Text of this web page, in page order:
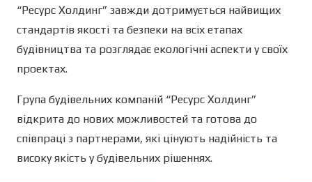
“Ресурс Холдинг” завжди дотримується найвищих
стандартів якості та безпеки на всіх етапах
будівництва та розглядає екологічні аспекти у своїх
проектах.
Група будівельних компаній “Ресурс Холдинг”
відкрита до нових можливостей та готова до
співпраці з партнерами, які цінують надійність та
високу якість у будівельних рішеннях.